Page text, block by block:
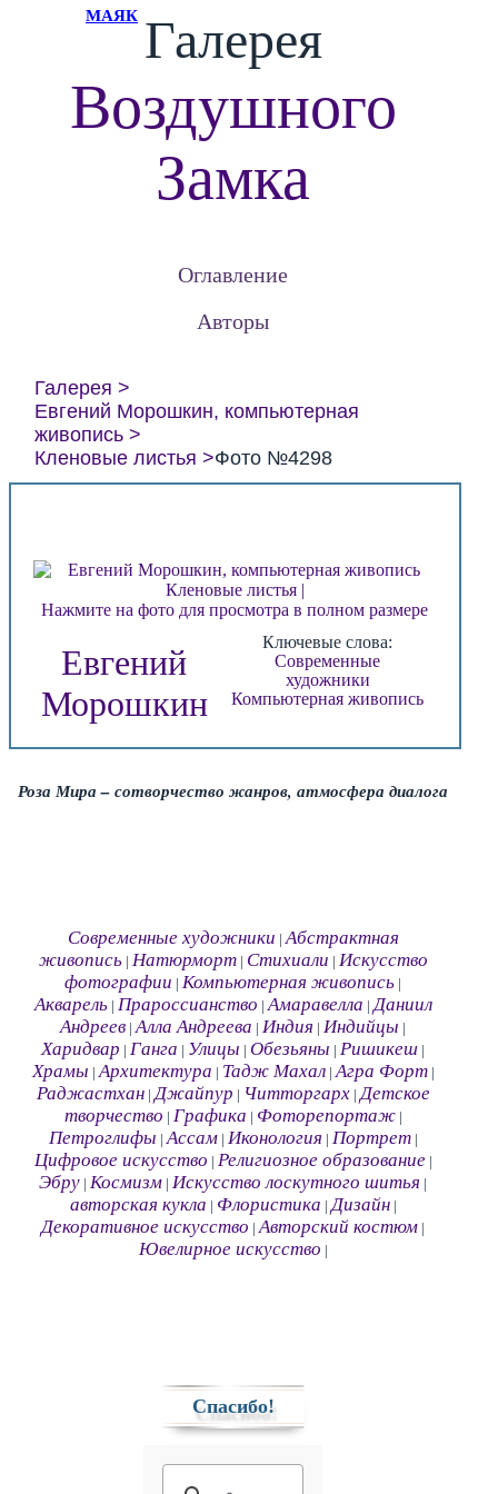
МАЯК Галерея
Воздушного
Замка
Оглавление
Авторы
Галерея
Евгений Морошкин, компьютерная
живопись
Кленовые листья
Фото №4298
Нажмите на фото для просмотра в полном размере
Евгений
Морошкин
Ключевые слова:
Современные
художники
Компьютерная живопись
Роза Мира – сотворчество жанров, атмосфера диалога
Современные художники |Абстрактная
живопись| Натюрморт| Стихиали Искусство
фотографии |Компьютерная живопись
Акварель| Прароссианство |Амаравелла |Даниил
Андреев |Алла Андреева |Индия |Индийцы
Харидвар |Ганга Улицы |Обезьяны |Ришикеш
Храмы |Архитектура Тадж Махал|Агра Форт|
Раджастхан|Джайпур Читторгарх|Детское
творчество Графика Фоторепортаж|
Петроглифы |Ассам| Иконология Портрет|
Цифровое искусство Религиозное образование|
Эбру |Космизм |Искусство лоскутного шитья
авторская кукла Флористика |Дизайн|
Декоративное искусство |Авторский костюм
Ювелирное искусство
Спасибо!